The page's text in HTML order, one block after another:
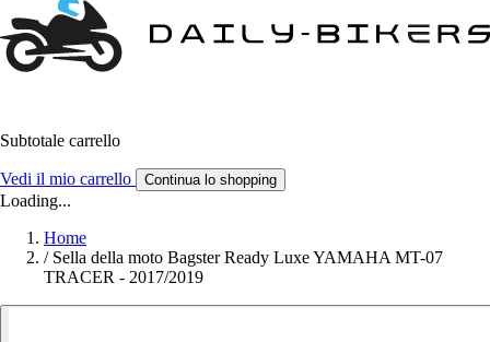
Subtotale carrello
Vedi il mio carrello Continua lo shopping
Loading...
Home
/ Sella della moto Bagster Ready Luxe YAMAHA MT-07
TRACER - 2017/2019